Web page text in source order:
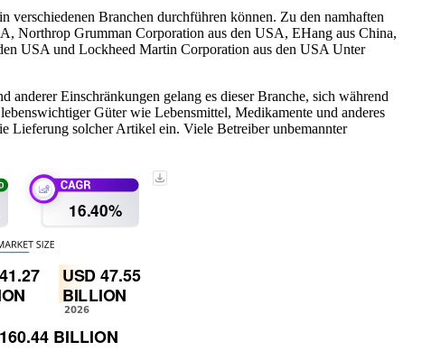
Branchen durchführen können. Zu den namhaften
Northrop Grumman Corporation aus den USA, EHang aus China,
USA und Lockheed Martin Corporation aus den USA Unter
Einschränkungen gelang es dieser Branche, sich während
Güter wie Lebensmittel, Medikamente und anderes
Lieferung solcher Artikel ein. Viele Betreiber unbemannter